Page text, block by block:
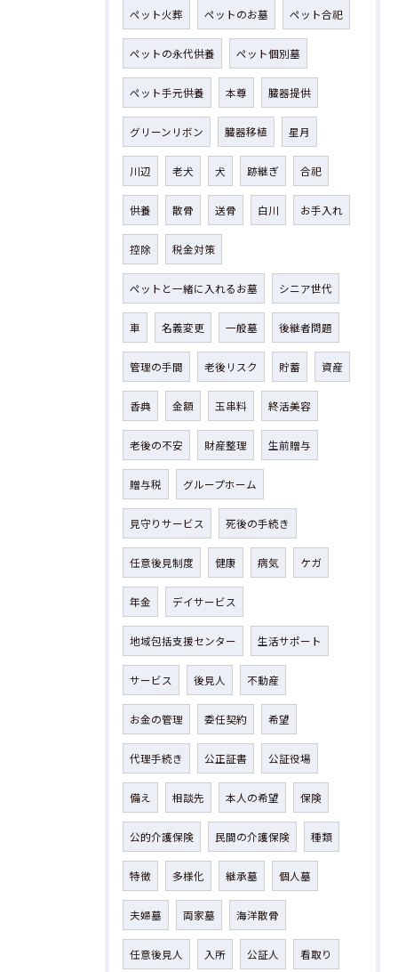
ペット火葬 ペットのお墓 ペット合祀
ペットの永代供養 ペット個別墓
ペット手元供養 本尊 臓器提供
グリーンリボン 臓器移植 星月
川辺 老犬 犬 跡継ぎ 合祀
供養 散骨 送骨 白川 お手入れ
控除 税金対策
ペットと一緒に入れるお墓 シニア世代
車 名義変更 一般墓 後継者問題
管理の手間 老後リスク 貯蓄 資産
香典 金額 玉串料 終活美容
老後の不安 財産整理 生前贈与
贈与税 グループホーム
見守りサービス 死後の手続き
任意後見制度 健康 病気 ケガ
年金 デイサービス
地域包括支援センター 生活サポート
サービス 後見人 不動産
お金の管理 委任契約 希望
代理手続き 公正証書 公証役場
備え 相談先 本人の希望 保険
公的介護保険 民間の介護保険 種類
特徴 多様化 継承墓 個人墓
夫婦墓 両家墓 海洋散骨
任意後見人 入所 公証人 看取り